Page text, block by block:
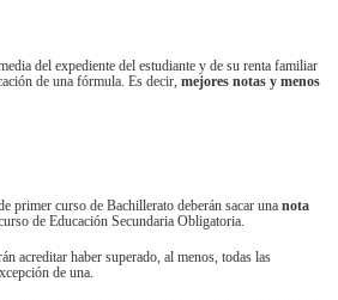
del expediente del estudiante y de su renta familiar
de una fórmula. Es decir, mejores notas y menos
primer curso de Bachillerato deberán sacar una nota
de Educación Secundaria Obligatoria.
acreditar haber superado, al menos, todas las
de una.